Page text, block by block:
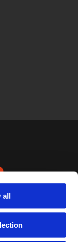
all
ON LINKEDIN
US ON